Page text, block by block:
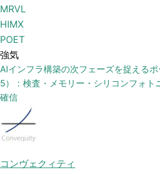
MRVL
HIMX
POET
強気
AIインフラ構築の次フェーズを捉える
5）：検査・メモリー・シリコンフォト
確信
コンヴェクィティ